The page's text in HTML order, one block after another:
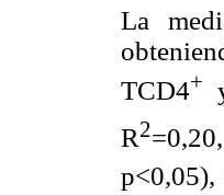
La
TCD4+
R2